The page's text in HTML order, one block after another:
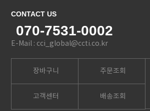
CONTACT US
070-7531-0002
E-Mail : cci_global@ccti.co.kr
장바구니
고객센터
주문조회
배송조회